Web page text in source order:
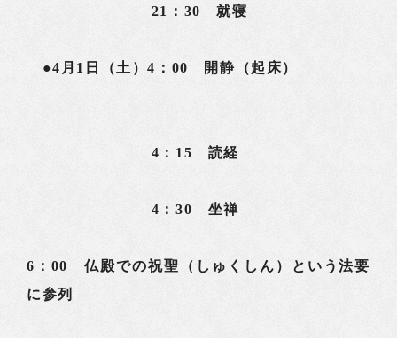
21：30 就寝
●4月1日（土）4：00 開静（起床）
4：15 読経
4：30 坐禅
6：00 仏殿での祝聖（しゅくしん）という法要
に参列